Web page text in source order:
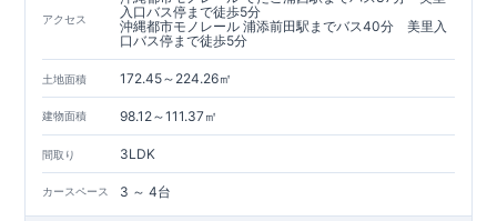
アクセス
入口バス停まで徒歩5分
沖縄都市モノレール 浦添前田駅までバス40分 美里入
口バス停まで徒歩5分
土地面積 172.45～224.26㎡
建物面積 98.12～111.37㎡
間取り 3LDK
カースペース 3 ～ 4台